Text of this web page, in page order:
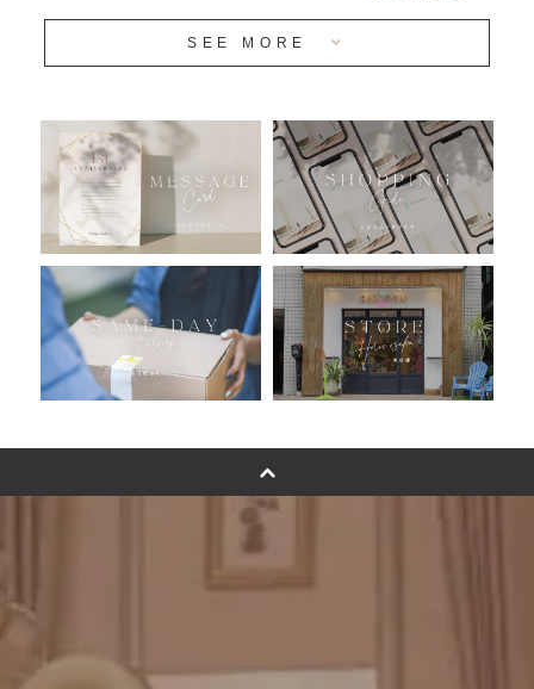
安心のチャビーバルーン
おすすめ商品
バルーン自動販売機
浮くバルーンオーダーメイド - coming soonn -
卓上バルーンオーダーメイド
ムーンリットバルーンについて
その他オーダーメイド
バルーンフラワーブーケについて
プリントフォント詳細＆使用例
お知らせ
SEE MORE